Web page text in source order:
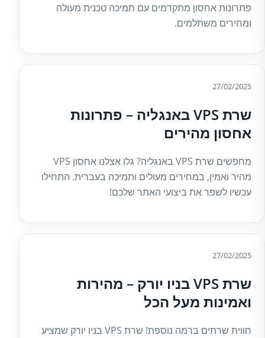
פתרונות אחסון מתקדמים עם תמיכה טכנית מעולה
ומחירים משתלמים.
27/02/2025
שרת VPS באנגליה – פתרונות
אחסון מהירים
מחפשים שרת VPS באנגליה? גלו אצלנו אחסון VPS
מהיר ואמין, במחירים מעולים ותמיכה בעברית. התחילו
עכשיו לשפר את ביצועי האתר שלכם!
27/02/2025
שרת VPS בניו יורק – מהירות
ואמינות מעל הכל
חווית שרתים ברמה נוספת! שרת VPS בניו יורק שמציע